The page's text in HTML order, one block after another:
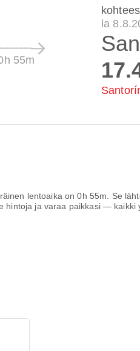
55m
la
lentoaika on0h 55m . Se
hintoja ja varaa paikkasi — kaikki